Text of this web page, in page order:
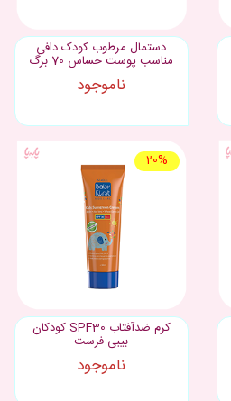
دستمال مرطوب کودک دافی
مناسب پوست حساس 70 برگ
ناموجود
20%
کرم ضدآفتاب SPF30 کودکان
بیبی فرست
ناموجود